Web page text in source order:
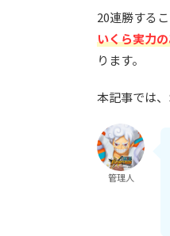
20連勝する
いくら実力
ります。
本記事では
管理人